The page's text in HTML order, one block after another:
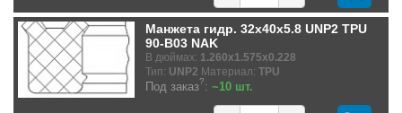
Манжета гидр. 32x40x5.8 UNP2 TPU
90-B03 NAK
В дюймах: 1.260x1.575x0.228
Тип: UNP2 Материал: TPU
Под заказ?: ~10 шт.